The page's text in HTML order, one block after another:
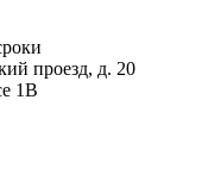
проезд, д. 20
1В